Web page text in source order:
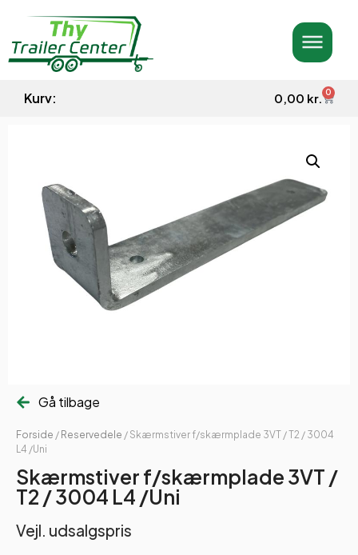
Kurv: 0,00 kr. 0
Gå tilbage
Forside / Reservedele / Skærmstiver f/skærmplade 3VT / T2 / 3004
L4 /Uni
Skærmstiver f/skærmplade 3VT /
T2 / 3004 L4 /Uni
Vejl. udsalgspris